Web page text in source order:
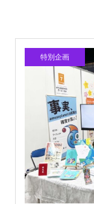
特別企画